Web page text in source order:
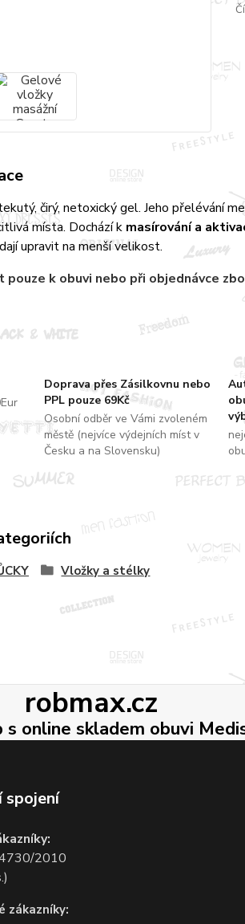
Doprava přes Zásilkovnu nebo
PPL pouze 69Kč
Osobní odběr ve Vámi zvoleném
městě (nejvíce výdejních míst v
Česku a na Slovensku)
čirý, netoxický gel. Jeho přelévání
místa. Dochází k masírování a
upravit na menší velikost.
k obuvi nebo při objednávce
Vložky a stélky
robmax.cz
s online skladem obuvi
spojení
2010
zákazníky: